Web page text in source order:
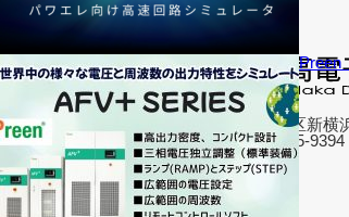
Preen
〒222-0033
横浜市港北区新
TEL: 045-595-9394
会社概要
営業拠点
海外拠点
アクセス